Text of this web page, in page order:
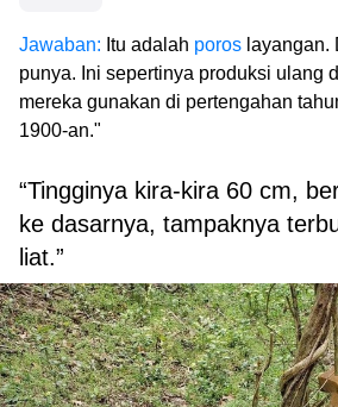
Jawaban: Itu adalah poros layangan.
punya. Ini sepertinya produksi ulang
mereka gunakan di pertengahan
1900-an."
“Tingginya kira-kira 60 cm,
ke dasarnya, tampaknya
liat.”